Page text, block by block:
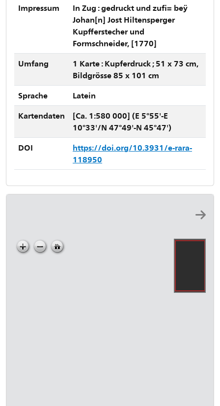
Impressum
In Zug : gedruckt und zufi= beÿ
Johan[n] Jost Hiltensperger
Kupfferstecher und
Formschneider, [1770]
Umfang
1 Karte : Kupferdruck ; 51 x 73 cm,
Bildgrösse 85 x 101 cm
Sprache
Latein
Kartendaten
[Ca. 1:580 000] (E 5°55'-E
10°33'/N 47°49'-N 45°47')
DOI
https://doi.org/10.3931/e-rara-
118950